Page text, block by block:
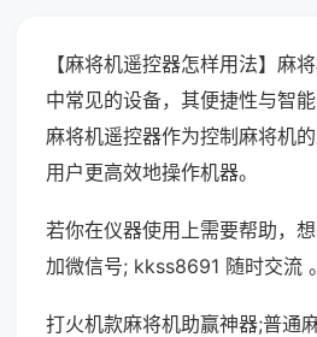
【麻将机遥控器怎样用法】麻
中常见的设备，其便捷性与智
麻将机遥控器作为控制麻将机
用户更高效地操作机器。
若你在仪器使用上需要帮助，
加微信号; kkss8691 随时交流 。
打火机款麻将机助赢神器;普通